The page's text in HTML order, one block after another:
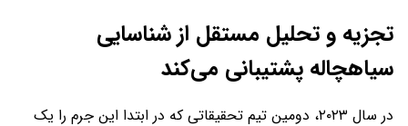
تجزیه و تحلیل مستقل از شناسایی
سیاهچاله پشتیبانی می‌کند
در سال ۲۰۲۳، دومین تیم تحقیقاتی که در ابتدا این جرم را یک